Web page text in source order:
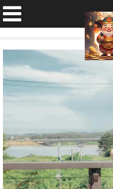
孙允珠连衣裙
发布日期：2026-02-12